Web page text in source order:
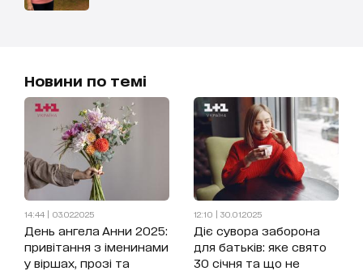
Новини по темі
14:44 | 03.02.2025
День ангела Анни 2025:
привітання з іменинами
у віршах, прозі та
12:10 | 30.01.2025
Діє сувора заборона
для батьків: яке свято
30 січня та що не